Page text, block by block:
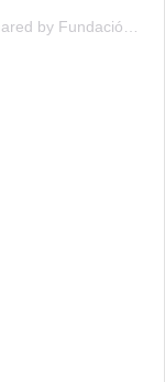
A post shared by Fundación Para La Confianza (@paralaconfianza)